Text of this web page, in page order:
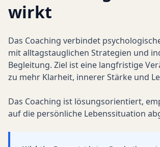
wirkt
Das Coaching verbindet
mit alltagstauglichen Strategien und
Begleitung. Ziel ist eine langfristige
zu mehr Klarheit, innerer Stärke und
Das Coaching ist lösungsorientiert,
auf die persönliche Lebenssituation